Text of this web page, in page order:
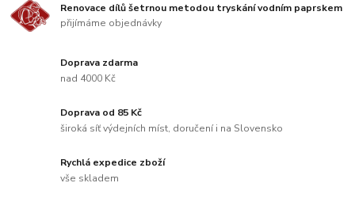
Renovace dílů šetrnou metodou tryskání vodním paprskem
přijímáme objednávky
Doprava zdarma
nad 4000 Kč
Doprava od 85 Kč
široká síť výdejních míst, doručení i na Slovensko
Rychlá expedice zboží
vše skladem